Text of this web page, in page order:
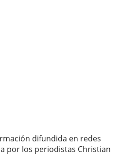
difundida en redes
por los periodistas Christian